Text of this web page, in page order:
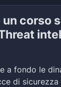
corso
a fondo le
di